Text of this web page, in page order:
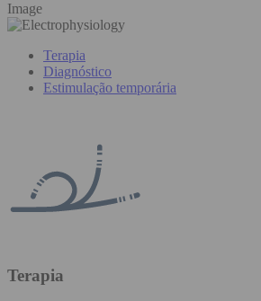
Image
Terapia
Diagnóstico
Estimulação temporária
Terapia